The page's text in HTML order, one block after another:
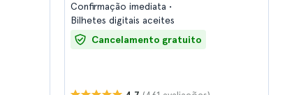
Confirmação imediata
Bilhetes digitais aceites
Cancelamento gratuito